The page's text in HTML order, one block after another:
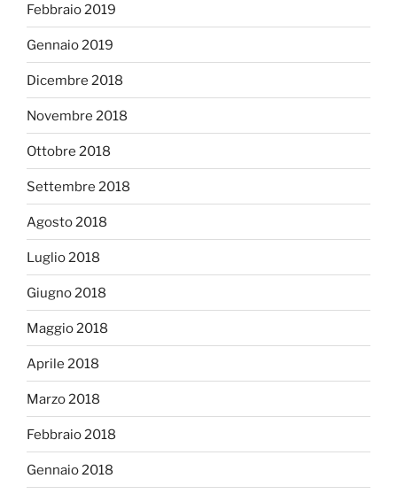
Febbraio 2019
Gennaio 2019
Dicembre 2018
Novembre 2018
Ottobre 2018
Settembre 2018
Agosto 2018
Luglio 2018
Giugno 2018
Maggio 2018
Aprile 2018
Marzo 2018
Febbraio 2018
Gennaio 2018